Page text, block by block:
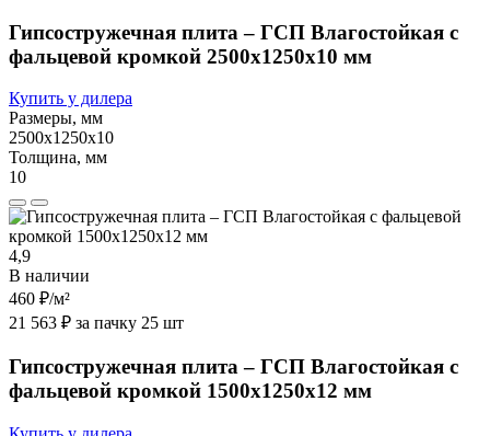
Гипсостружечная плита – ГСП Влагостойкая с
фальцевой кромкой 2500х1250х10 мм
Купить у дилера
Размеры, мм
2500х1250х10
Толщина, мм
10
4,9
В наличии
460 ₽/м²
21 563 ₽ за пачку 25 шт
Гипсостружечная плита – ГСП Влагостойкая с
фальцевой кромкой 1500х1250х12 мм